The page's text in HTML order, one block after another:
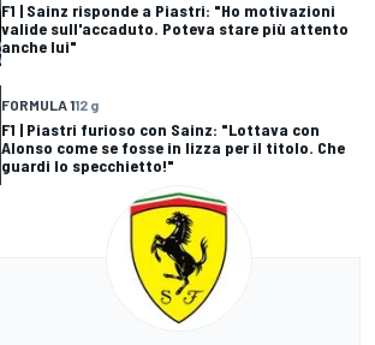
F1 | Sainz risponde a Piastri: "Ho motivazioni
valide sull'accaduto. Poteva stare più attento
anche lui"
FORMULA 112 g
F1 | Piastri furioso con Sainz: "Lottava con
Alonso come se fosse in lizza per il titolo. Che
guardi lo specchietto!"